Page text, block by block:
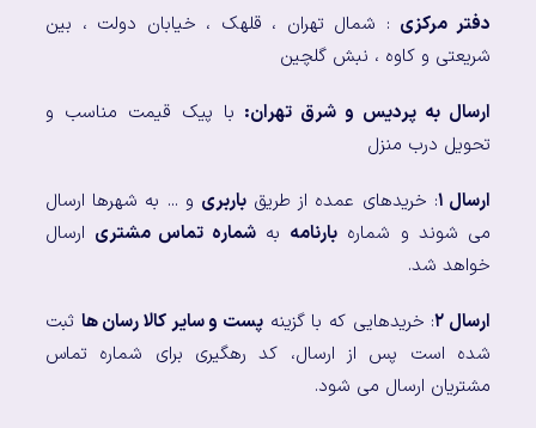
دفتر مرکزی : شمال تهران ، قلهک ، خیابان دولت ، بین
شریعتی و کاوه ، نبش گلچین
ارسال به پردیس و شرق تهران: با پیک قیمت مناسب و
تحویل درب منزل
ارسال ۱ : خریدهای عمده از طریقباربری و ... به شهرها ارسال
می شوند و شماره بارنامه بهشماره تماس مشتری ارسال
خواهد شد.
ارسال ۲ : خریدهایی که با گزینه پست و سایر کالا رسان ها ثبت
شده است پس از ارسال، کد رهگیری برای شماره تماس
مشتریان ارسال می شود.